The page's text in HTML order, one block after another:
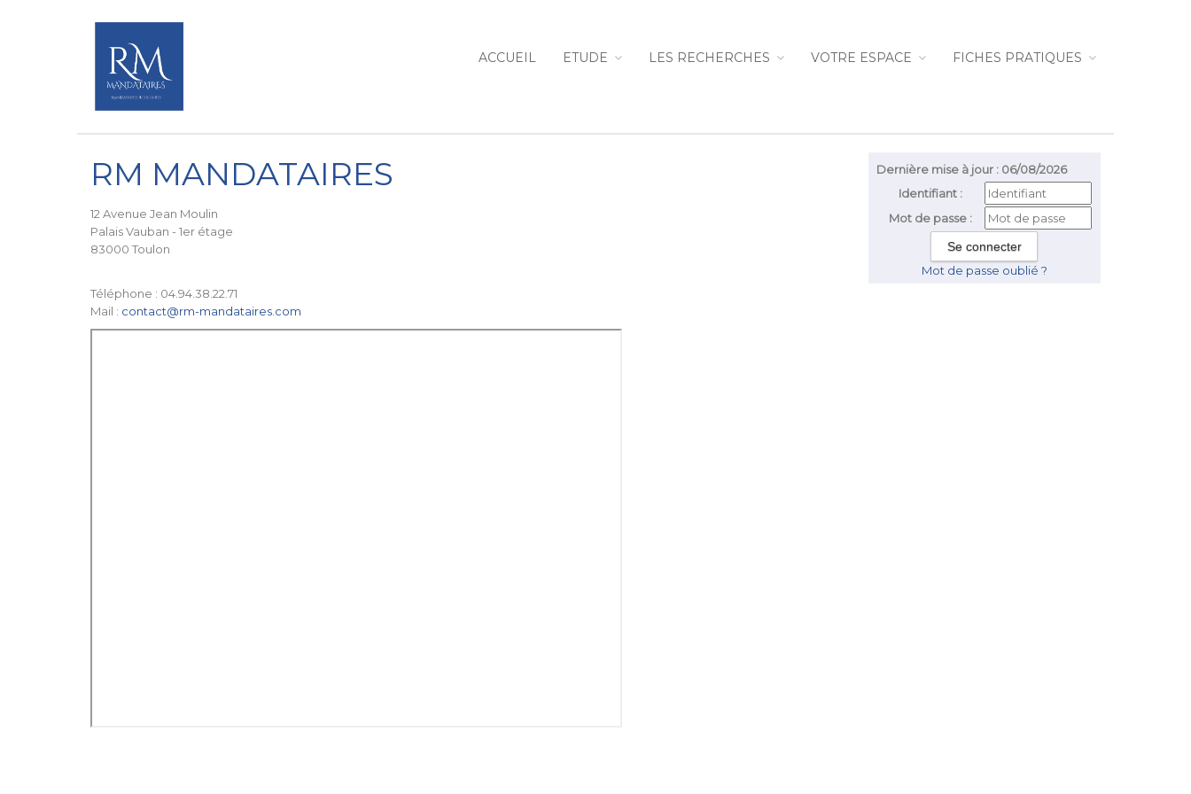
ACCUEIL ETUDE LES RECHERCHES VOTRE ESPACE FICHES PRATIQUES
Dernière mise à jour : 06/08/2026
Identifiant :
Mot de passe :
Mot de passe oublié ?
RM MANDATAIRES
12 Avenue Jean Moulin
Palais Vauban - 1er étage
83000 Toulon
Téléphone : 04.94.38.22.71
Mail : contact@rm-mandataires.com